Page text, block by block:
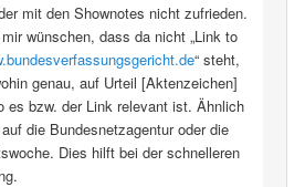
mit den Shownotes nicht zufrieden.
wünschen, dass da nicht „Link to
“ steht,
genau, auf Urteil [Aktenzeichen]
es bzw. der Link relevant ist. Ähnlich
die Bundesnetzagentur oder die
Dies hilft bei der schnelleren